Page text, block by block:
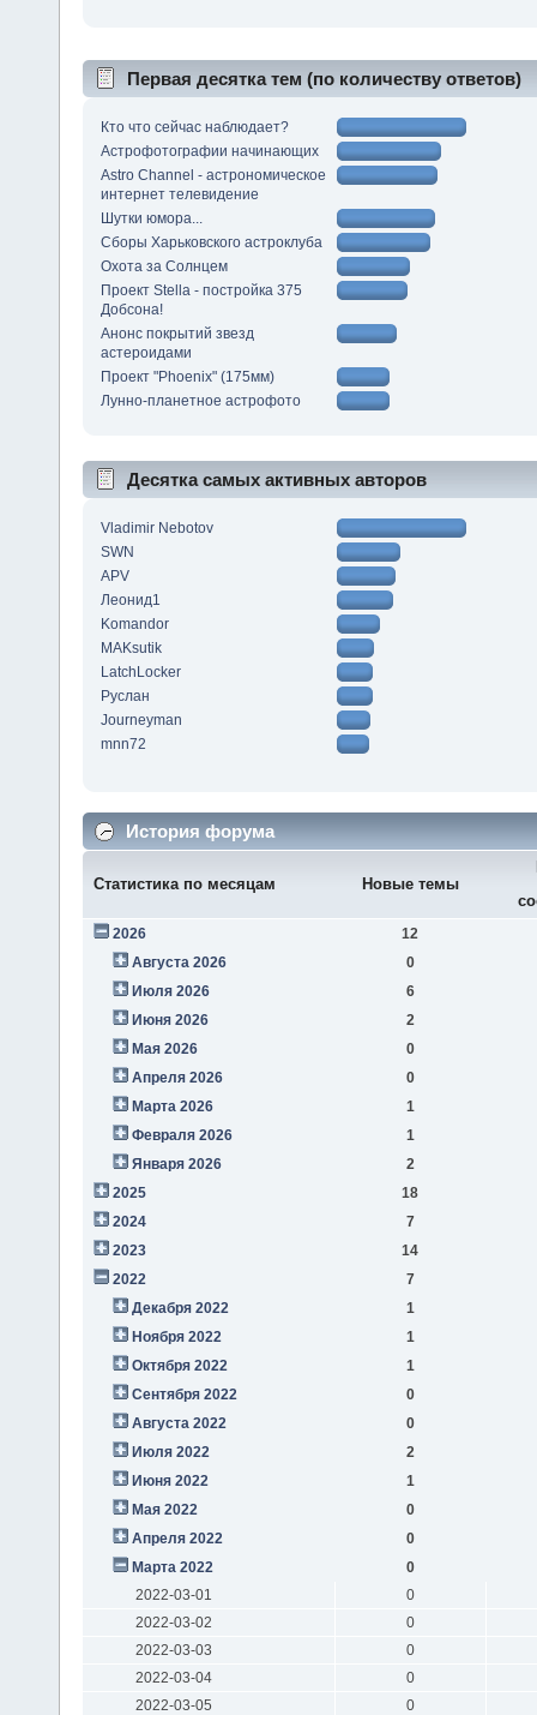
Первая десятка тем (по количеству ответов)
Кто что сейчас наблюдает?
Астрофотографии начинающих
Astro Channel - астрономическое
интернет телевидение
Шутки юмора...
Сборы Харьковского астроклуба
Охота за Солнцем
Проект Stella - постройка 375
Добсона!
Анонс покрытий звезд
астероидами
Проект "Phoenix" (175мм)
Лунно-планетное астрофото
Десятка самых активных авторов
Vladimir Nebotov
SWN
APV
Леонид1
Komandor
MAKsutik
LatchLocker
Руслан
Journeyman
mnn72
История форума
Статистика по месяцам Новые темы
2026
12
Августа 2026
0
Июля 2026
6
Июня 2026
2
Мая 2026
0
Апреля 2026
0
Марта 2026
1
Февраля 2026
1
Января 2026
2
2025
18
2024
7
2023
14
2022
7
Декабря 2022
1
Ноября 2022
1
Октября 2022
1
Сентября 2022
0
Августа 2022
0
Июля 2022
2
Июня 2022
1
Мая 2022
0
Апреля 2022
0
Марта 2022
0
2022-03-01
0
2022-03-02
0
2022-03-03
0
2022-03-04
0
2022-03-05
0